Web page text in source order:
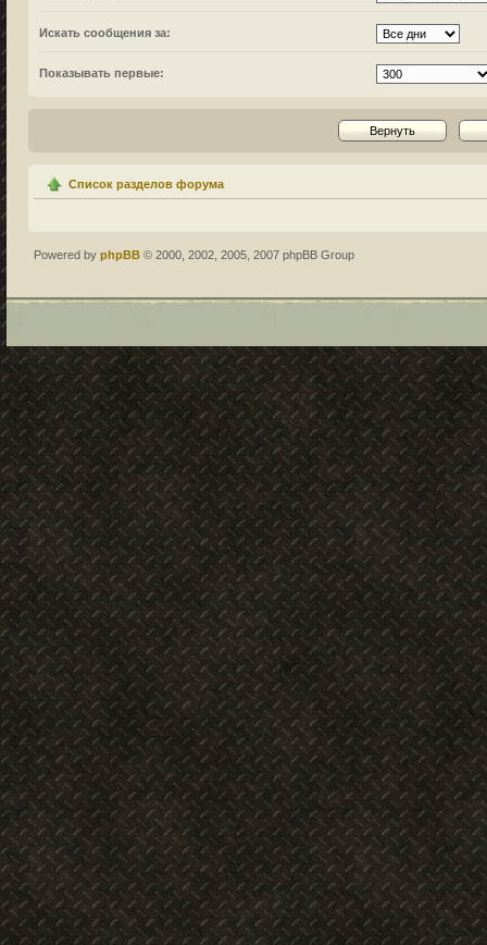
Искать сообщения за:
Показывать первые:
Список разделов форума
Powered by phpBB © 2000, 2002, 2005, 2007 phpBB Group